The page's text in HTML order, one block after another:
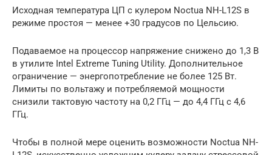
Исходная температура ЦП с кулером Noctua NH-L12S в
режиме простоя — менее +30 градусов по Цельсию.
Подаваемое на процессор напряжение снижено до 1,3 В
в утилите Intel Extreme Tuning Utility. Дополнительное
ограничение — энергопотребление не более 125 Вт.
Лимиты по вольтажу и потребляемой мощности
снизили тактовую частоту на 0,2 ГГц — до 4,4 ГГц с 4,6
ГГц.
Чтобы в полной мере оценить возможности Noctua NH-